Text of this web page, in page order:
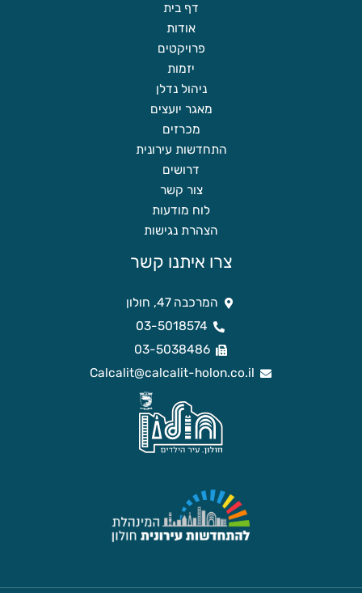
דף בית
אודות
פרויקטים
יזמות
ניהול נדלן
מאגר יועצים
מכרזים
התחדשות עירונית
דרושים
צור קשר
לוח מודעות
הצהרת נגישות
צרו איתנו קשר
המרכבה 47, חולון
03-5018574
03-5038486
Calcalit@calcalit-holon.co.il